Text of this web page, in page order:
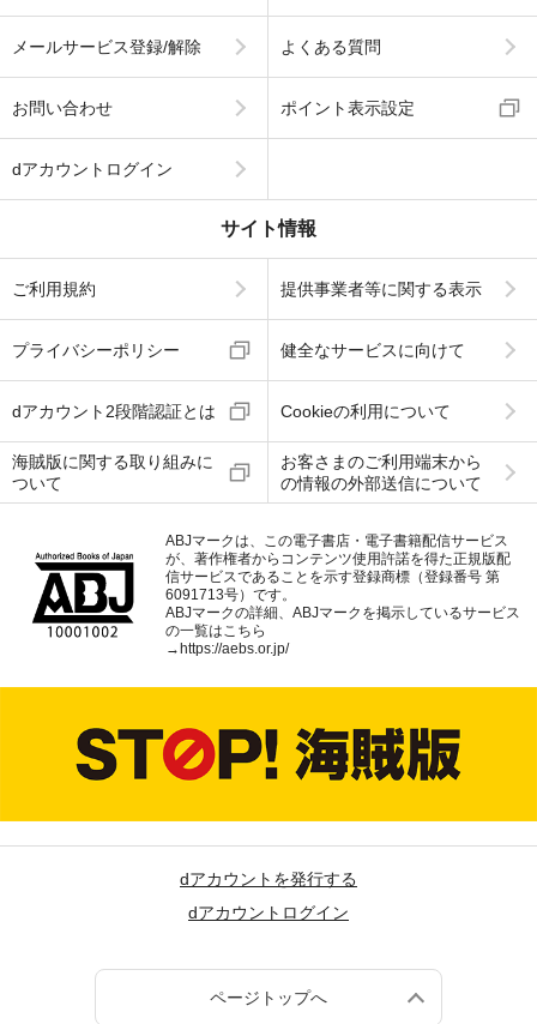
メールサービス登録/解除 よくある質問
お問い合わせ ポイント表示設定
dアカウントログイン
サイト情報
ご利用規約 提供事業者等に関する表示
プライバシーポリシー 健全なサービスに向けて
dアカウント2段階認証とは Cookieの利用について
海賊版に関する取り組みに
ついて
お客さまのご利用端末から
の情報の外部送信について
ABJマークは、この電子書店・電子書籍配信サービス
が、著作権者からコンテンツ使用許諾を得た正規版配
信サービスであることを示す登録商標（登録番号 第
6091713号）です。
ABJマークの詳細、ABJマークを掲示しているサービス
の一覧はこちら
→ https://aebs.or.jp/
dアカウントを発行する
dアカウントログイン
ページトップへ